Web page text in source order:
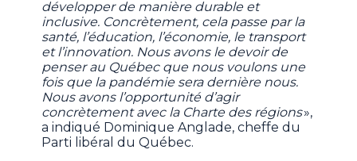
développer de manière durable et
inclusive. Concrètement, cela passe par la
santé, l’éducation, l’économie, le transport
et l’innovation. Nous avons le devoir de
penser au Québec que nous voulons une
fois que la pandémie sera dernière nous.
Nous avons l’opportunité d’agir
concrètement avec la Charte des régions»,
a indiqué Dominique Anglade, cheffe du
Parti libéral du Québec.